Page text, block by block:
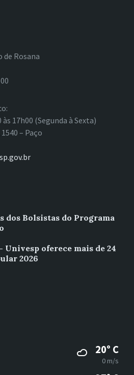
Rosana
17h00 (Segunda à Sexta)
– Paço
dos Bolsistas do Programa
Univesp oferece mais de 24
2026
20° C
0 m/s